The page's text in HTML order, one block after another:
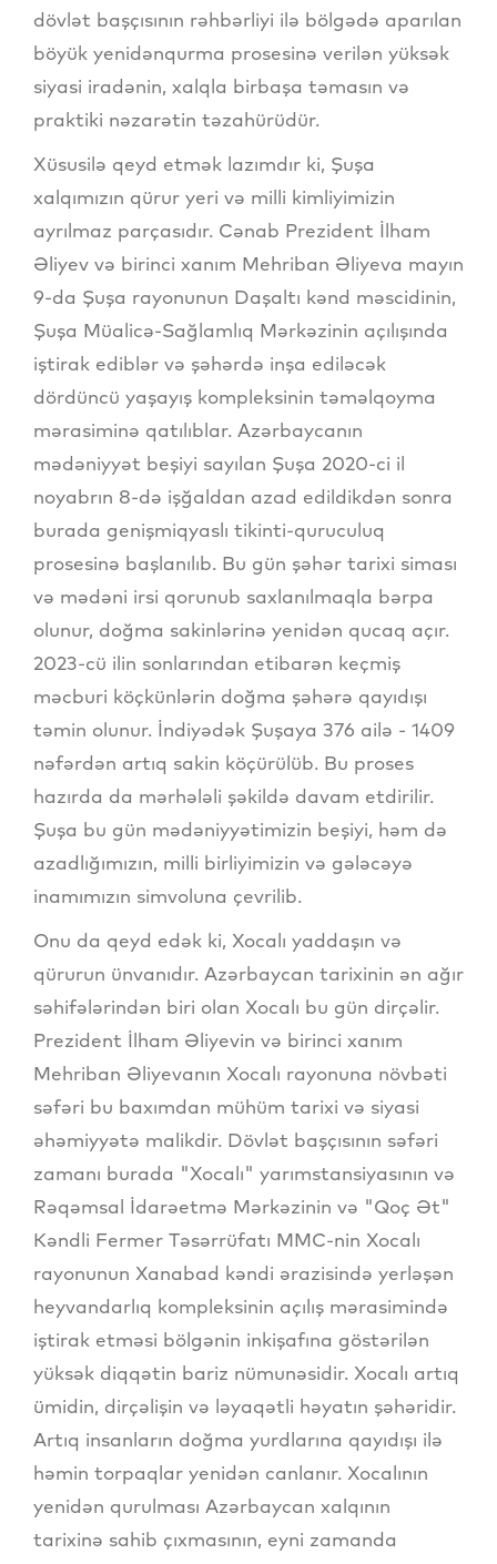
dövlət başçısının rəhbərliyi ilə bölgədə aparılan
böyük yenidənqurma prosesinə verilən yüksək
siyasi iradənin, xalqla birbaşa təmasın və
praktiki nəzarətin təzahürüdür.
Xüsusilə qeyd etmək lazımdır ki, Şuşa
xalqımızın qürur yeri və milli kimliyimizin
ayrılmaz parçasıdır. Cənab Prezident İlham
Əliyev və birinci xanım Mehriban Əliyeva mayın
9-da Şuşa rayonunun Daşaltı kənd məscidinin,
Şuşa Müalicə-Sağlamlıq Mərkəzinin açılışında
iştirak ediblər və şəhərdə inşa ediləcək
dördüncü yaşayış kompleksinin təməlqoyma
mərasiminə qatılıblar. Azərbaycanın
mədəniyyət beşiyi sayılan Şuşa 2020-ci il
noyabrın 8-də işğaldan azad edildikdən sonra
burada genişmiqyaslı tikinti-quruculuq
prosesinə başlanılıb. Bu gün şəhər tarixi siması
və mədəni irsi qorunub saxlanılmaqla bərpa
olunur, doğma sakinlərinə yenidən qucaq açır.
2023-cü ilin sonlarından etibarən keçmiş
məcburi köçkünlərin doğma şəhərə qayıdışı
təmin olunur. İndiyədək Şuşaya 376 ailə - 1409
nəfərdən artıq sakin köçürülüb. Bu proses
hazırda da mərhələli şəkildə davam etdirilir.
Şuşa bu gün mədəniyyətimizin beşiyi, həm də
azadlığımızın, milli birliyimizin və gələcəyə
inamımızın simvoluna çevrilib.
Onu da qeyd edək ki, Xocalı yaddaşın və
qürurun ünvanıdır. Azərbaycan tarixinin ən ağır
səhifələrindən biri olan Xocalı bu gün dirçəlir.
Prezident İlham Əliyevin və birinci xanım
Mehriban Əliyevanın Xocalı rayonuna növbəti
səfəri bu baxımdan mühüm tarixi və siyasi
əhəmiyyətə malikdir. Dövlət başçısının səfəri
zamanı burada "Xocalı" yarımstansiyasının və
Rəqəmsal İdarəetmə Mərkəzinin və "Qoç Ət"
Kəndli Fermer Təsərrüfatı MMC-nin Xocalı
rayonunun Xanabad kəndi ərazisində yerləşən
heyvandarlıq kompleksinin açılış mərasimində
iştirak etməsi bölgənin inkişafına göstərilən
yüksək diqqətin bariz nümunəsidir. Xocalı artıq
ümidin, dirçəlişin və ləyaqətli həyatın şəhəridir.
Artıq insanların doğma yurdlarına qayıdışı ilə
həmin torpaqlar yenidən canlanır. Xocalının
yenidən qurulması Azərbaycan xalqının
tarixinə sahib çıxmasının, eyni zamanda